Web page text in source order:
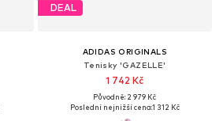
DEAL
ADIDAS ORIGINALS
Tenisky 'GAZELLE'
1 742 Kč
Původně: 2 979 Kč
Poslední nejnižší cena:1 312 Kč